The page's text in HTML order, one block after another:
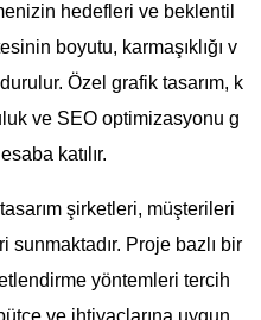
hedefleri ve beklentil
boyutu, karmaşıklığı v
Özel grafik tasarım, k
ve SEO optimizasyonu g
katılır.
şirketleri, müşterileri
sunmaktadır. Proje bazlı bir
yöntemleri tercih